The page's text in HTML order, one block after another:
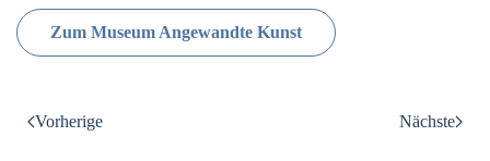
Zum Museum Angewandte Kunst
Vorherige Nächste